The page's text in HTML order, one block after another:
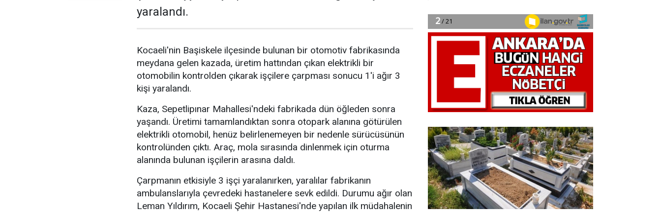
yaralandı.
Kocaeli'nin Başiskele ilçesinde bulunan bir otomotiv fabrikasında
meydana gelen kazada, üretim hattından çıkan elektrikli bir
otomobilin kontrolden çıkarak işçilere çarpması sonucu 1'i ağır 3
kişi yaralandı.
Kaza, Sepetlipınar Mahallesi'ndeki fabrikada dün öğleden sonra
yaşandı. Üretimi tamamlandıktan sonra otopark alanına götürülen
elektrikli otomobil, henüz belirlenemeyen bir nedenle sürücüsünün
kontrolünden çıktı. Araç, mola sırasında dinlenmek için oturma
alanında bulunan işçilerin arasına daldı.
Çarpmanın etkisiyle 3 işçi yaralanırken, yaralılar fabrikanın
ambulanslarıyla çevredeki hastanelere sevk edildi. Durumu ağır olan
Leman Yıldırım, Kocaeli Şehir Hastanesi'nde yapılan ilk müdahalenin